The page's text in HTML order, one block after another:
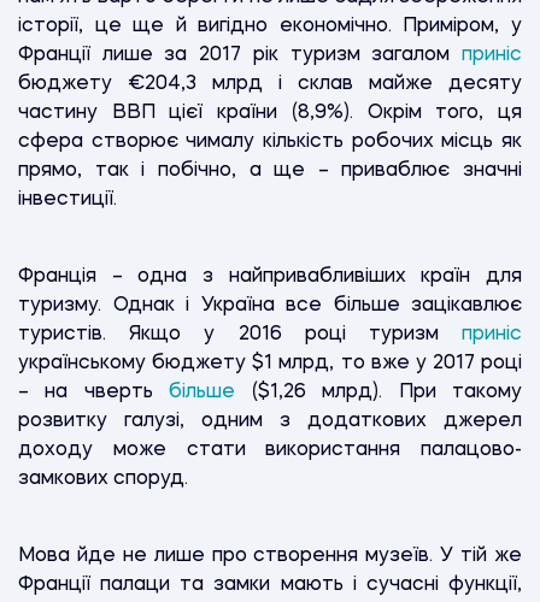
історії, це ще й вигідно економічно. Приміром, у
Франції лише за 2017 рік туризм загалом приніс
бюджету €204,3 млрд і склав майже десяту
частину ВВП цієї країни (8,9%). Окрім того, ця
сфера створює чималу кількість робочих місць як
прямо, так і побічно, а ще – приваблює значні
інвестиції.
Франція – одна з найпривабливіших країн для
туризму. Однак і Україна все більше зацікавлює
туристів. Якщо у 2016 році туризм приніс
українському бюджету $1 млрд, то вже у 2017 році
– на чвертьбільше ($1,26 млрд). При такому
розвитку галузі, одним з додаткових джерел
доходу може стати використання палацово-
замкових споруд.
Мова йде не лише про створення музеїв. У тій же
Франції палаци та замки мають і сучасні функції,